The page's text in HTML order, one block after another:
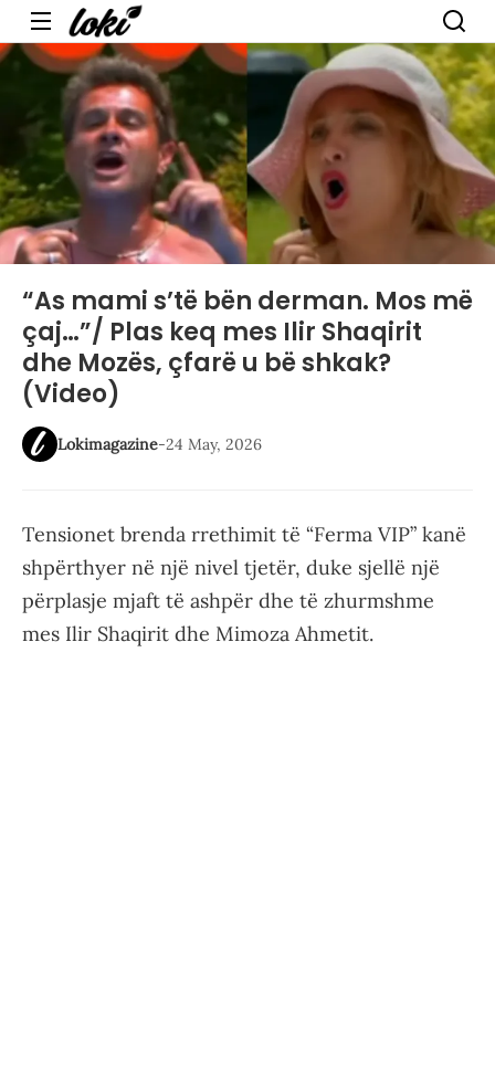
Menu
“As mami s’të bën derman. Mos më
çaj…”/ Plas keq mes Ilir Shaqirit
dhe Mozës, çfarë u bë shkak?
(Video)
Lokimagazine-24 May, 2026
Tensionet brenda rrethimit të “Ferma VIP” kanë
shpërthyer në një nivel tjetër, duke sjellë një
përplasje mjaft të ashpër dhe të zhurmshme
mes Ilir Shaqirit dhe Mimoza Ahmetit.